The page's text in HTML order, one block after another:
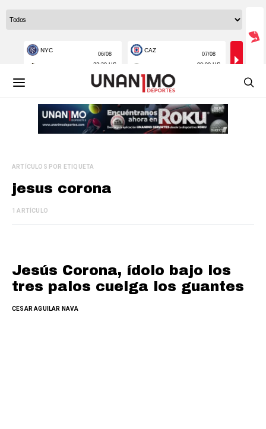
ARTÍCULOS POR ETIQUETA
jesus corona
1 ARTÍCULO
Jesús Corona, ídolo bajo los
tres palos cuelga los guantes
CESAR AGUILAR NAVA